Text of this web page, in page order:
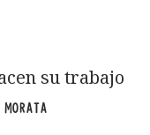
su trabajo